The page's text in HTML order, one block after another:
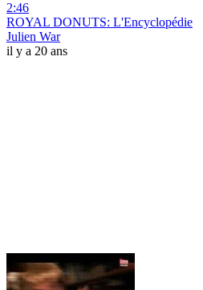
2:46
ROYAL DONUTS: L'Encyclopédie
Julien War
il y a 20 ans